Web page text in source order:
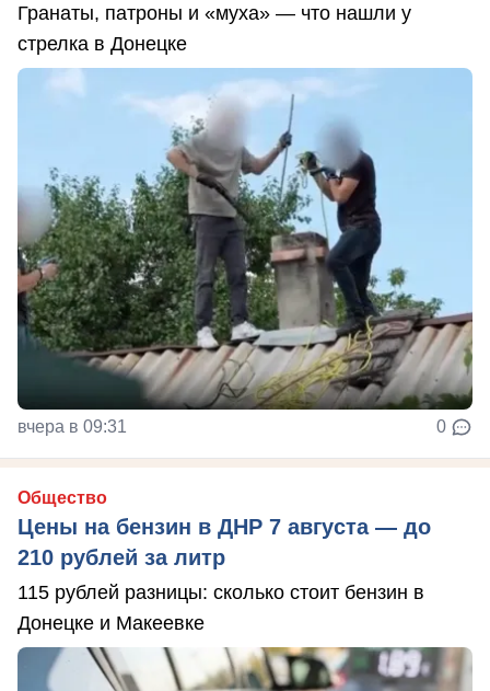
Гранаты, патроны и «муха» — что нашли у
стрелка в Донецке
вчера в 09:31 0
Общество
Цены на бензин в ДНР 7 августа — до
210 рублей за литр
115 рублей разницы: сколько стоит бензин в
Донецке и Макеевке